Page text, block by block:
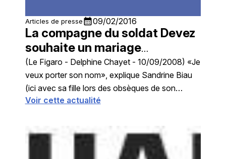
Articles de pressecalendar_month09/02/2016
La compagne du soldat Devez
souhaite un mariage
posthume
(Le Figaro - Delphine Chayet - 10/09/2008) «Je
veux porter son nom», explique Sandrine Biau
(ici avec sa fille lors des obsèques de son
compagnon à Castres, le 23 ...
Voir cette actualité